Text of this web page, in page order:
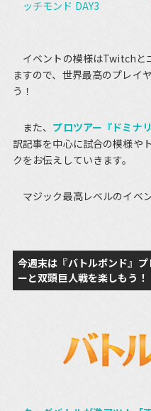
ッチモンド DAY3
イベントの模様はTwitchと
ますので、世界最高のプレイ
う！
また、 プロツアー『ドミナ
訳記事を中心に試合の模様や
クをお伝えしていきます。
マジック最高レベルのイベ
今週末は『バトルボンド』
ーと双頭巨人戦を楽しもう！